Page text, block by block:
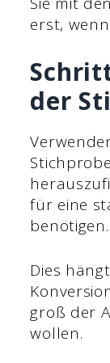
erst,
der
für eine
benötigen.
Dies
groß der
wollen.